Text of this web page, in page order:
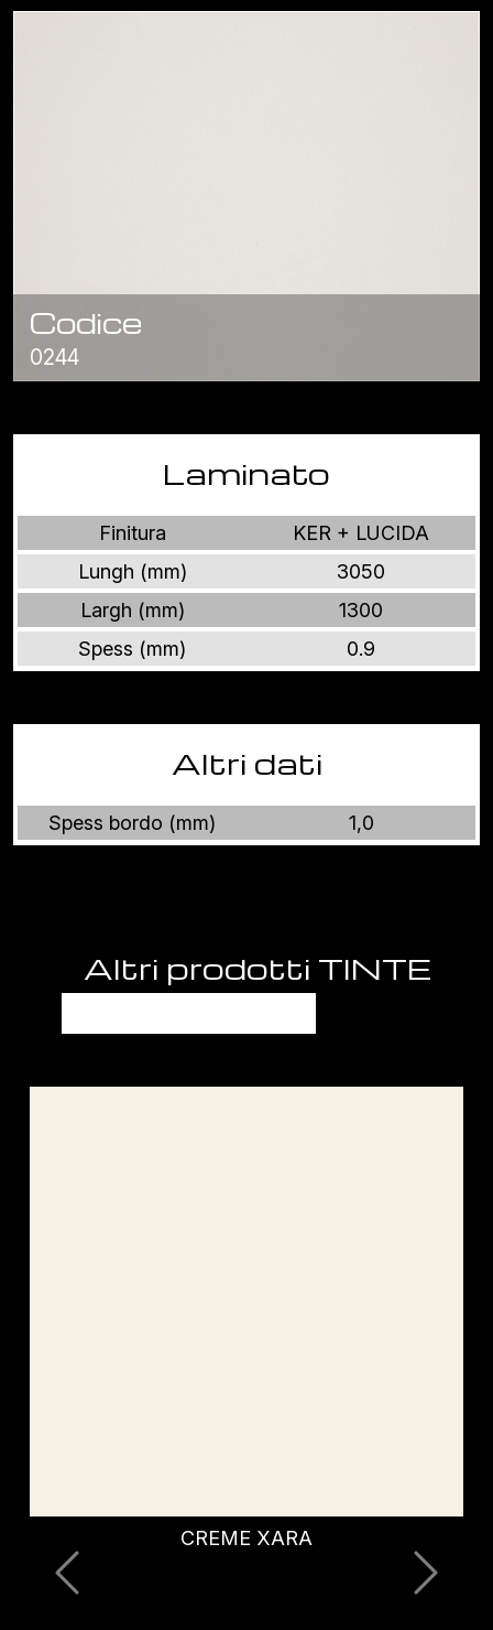
Codice
0244
Laminato
Finitura
KER + LUCIDA
Lungh (mm)
3050
Largh (mm)
1300
Spess (mm)
0.9
Altri dati
Spess bordo (mm) 1,0
Altri prodotti TINTE
UNITE